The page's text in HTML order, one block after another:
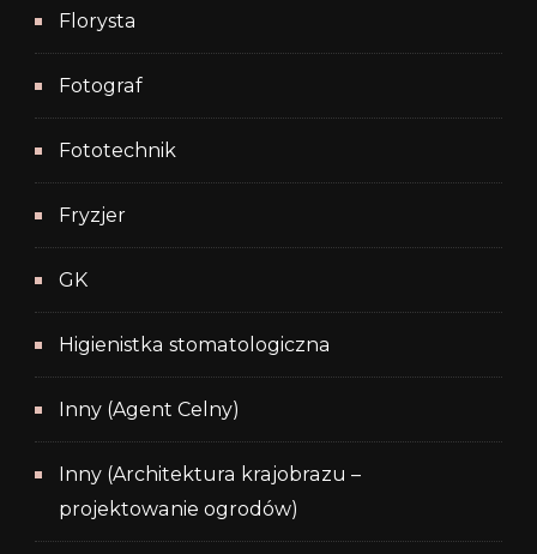
Florysta
Fotograf
Fototechnik
Fryzjer
GK
Higienistka stomatologiczna
Inny (Agent Celny)
Inny (Architektura krajobrazu –
projektowanie ogrodów)